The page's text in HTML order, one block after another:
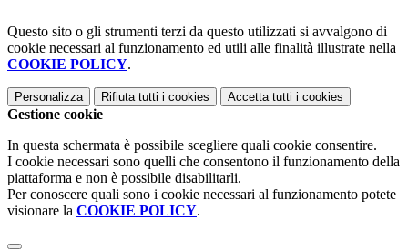
Questo sito o gli strumenti terzi da questo utilizzati si avvalgono di
cookie necessari al funzionamento ed utili alle finalità illustrate nella
COOKIE POLICY.
Personalizza Rifiuta tutti i cookies Accetta tutti i cookies
Gestione cookie
In questa schermata è possibile scegliere quali cookie consentire.
I cookie necessari sono quelli che consentono il funzionamento della
piattaforma e non è possibile disabilitarli.
Per conoscere quali sono i cookie necessari al funzionamento potete
visionare la COOKIE POLICY.